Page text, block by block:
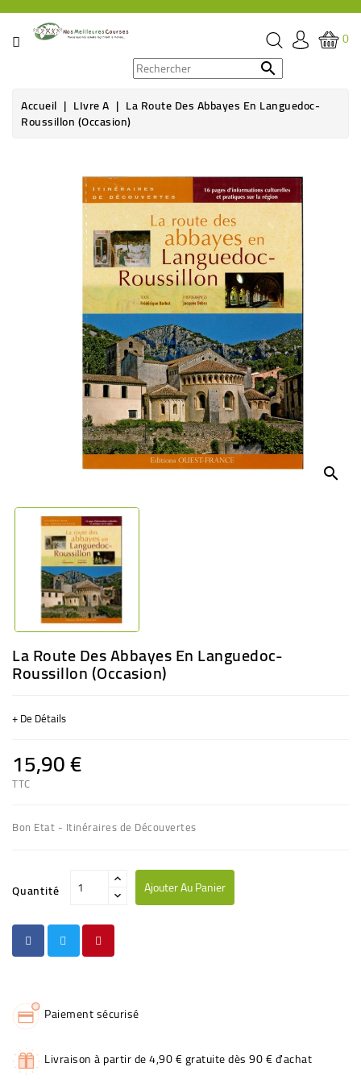
CATÉGORIE
ÉPICERIE
0

Accueil LIvre A La Route Des Abbayes En Languedoc-
Roussillon (occasion)
search
La Route Des Abbayes En Languedoc-
Roussillon (occasion)
+ De Détails
15,90 €
TTC
Bon Etat - Itinéraires de Découvertes
Quantité Ajouter Au Panier
Paiement sécurisé
Livraison à partir de 4,90 € gratuite dès 90 € d'achat